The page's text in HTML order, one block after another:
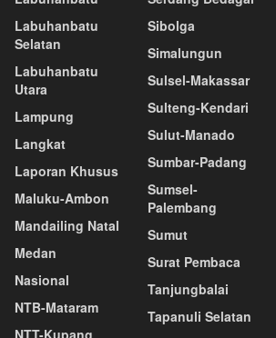
Labuhanbatu
Selatan
Labuhanbatu
Utara
Lampung
Langkat
Laporan Khusus
Maluku-Ambon
Mandailing Natal
Medan
Nasional
NTB-Mataram
Sibolga
Simalungun
Sulsel-Makassar
Sulteng-Kendari
Sulut-Manado
Sumbar-Padang
Sumsel-
Palembang
Sumut
Surat Pembaca
Tanjungbalai
Tapanuli Selatan